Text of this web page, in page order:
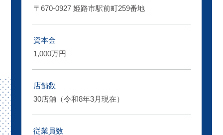
〒670-0927 姫路市駅前町259番地
資本金
1,000万円
店舗数
30店舗（令和8年3月現在）
従業員数